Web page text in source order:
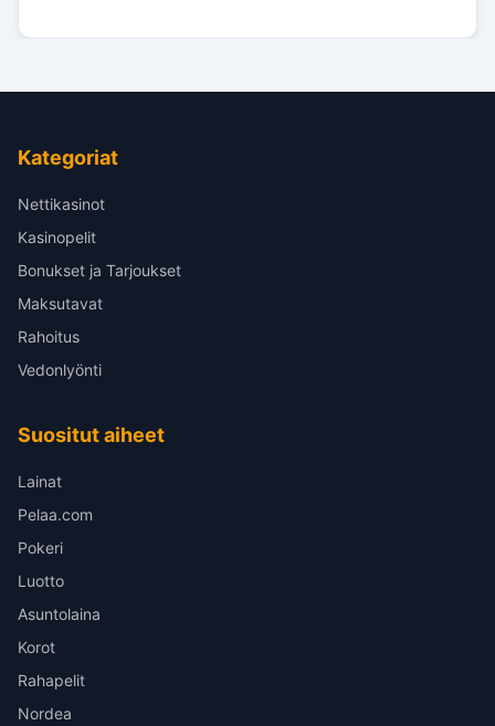
Kategoriat
Nettikasinot
Kasinopelit
Bonukset ja Tarjoukset
Maksutavat
Rahoitus
Vedonlyönti
Suositut aiheet
Lainat
Pelaa.com
Pokeri
Luotto
Asuntolaina
Korot
Rahapelit
Nordea